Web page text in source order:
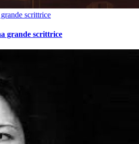
scrittrice
grande scrittrice